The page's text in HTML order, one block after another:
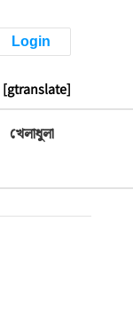
Login
[gtranslate]
খেলাধুলা